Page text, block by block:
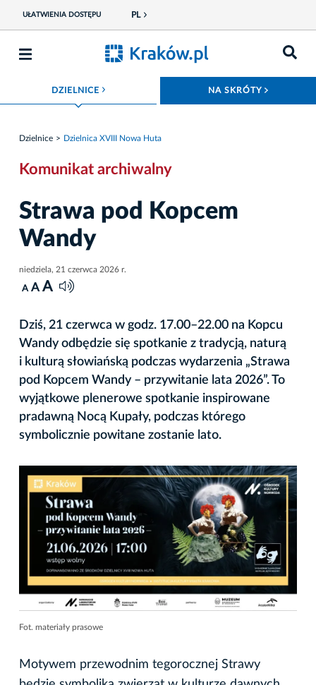
UŁATWIENIA DOSTĘPU PL
DZIELNICE ROZWIŃ MENU NA SKRÓTY
Dzielnice Dzielnica XVIII Nowa Huta
Komunikat archiwalny
Strawa pod Kopcem
Wandy
niedziela, 21 czerwca 2026 r.
A A A
Dziś, 21 czerwca w godz. 17.00–22.00 na Kopcu
Wandy odbędzie się spotkanie z tradycją, naturą
i kulturą słowiańską podczas wydarzenia „Strawa
pod Kopcem Wandy – przywitanie lata 2026”. To
wyjątkowe plenerowe spotkanie inspirowane
pradawną Nocą Kupały, podczas którego
symbolicznie powitane zostanie lato.
Fot. materiały prasowe
Motywem przewodnim tegorocznej Strawy